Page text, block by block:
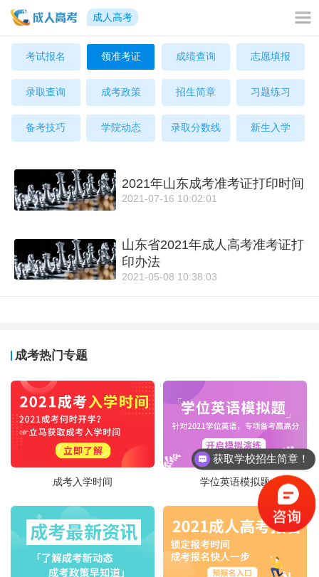
成人高考
考试报名 领准考证 成绩查询 志愿填报
录取查询 成考政策 招生简章 习题练习
备考技巧 学院动态 录取分数线 新生入学
2021年山东成考准考证打印时间
2021-07-16 10:02:01
山东省2021年成人高考准考证打
印办法
2021-05-08 10:38:03
成考热门专题
成考入学时间 学位英语模拟题
获取学校招生简章！